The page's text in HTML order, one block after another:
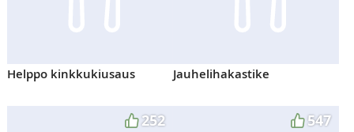
Helppo kinkkukiusaus Jauhelihakastike
252 547